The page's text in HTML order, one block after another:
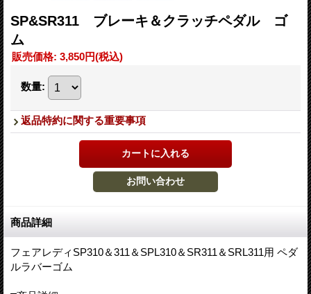
SP&SR311 ブレーキ＆クラッチペダル ゴ
ム
販売価格: 3,850円(税込)
数量:
返品特約に関する重要事項
商品詳細
フェアレディSP310＆311＆SPL310＆SR311＆SRL311用 ペダ
ルラバーゴム